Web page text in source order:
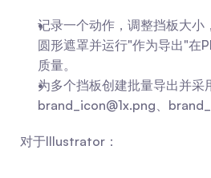
记录一个动作，调整挡板大小
圆形遮罩并运行"作为导出"在
质量。
为多个挡板创建批量导出并采
brand_icon@1x.png、
对于Illustrator：